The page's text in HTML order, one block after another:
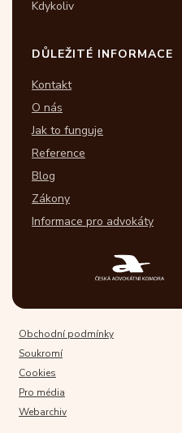
Kdykoliv
DŮLEŽITÉ INFORMACE
Kontakt
O nás
Jak to funguje
Reference
Blog
Zákony
Informace pro advokáty
Obchodní podmínky
Soukromí
Cookies
Pro média
Webarchiv